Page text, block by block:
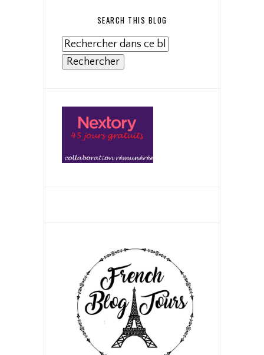
SEARCH THIS BLOG